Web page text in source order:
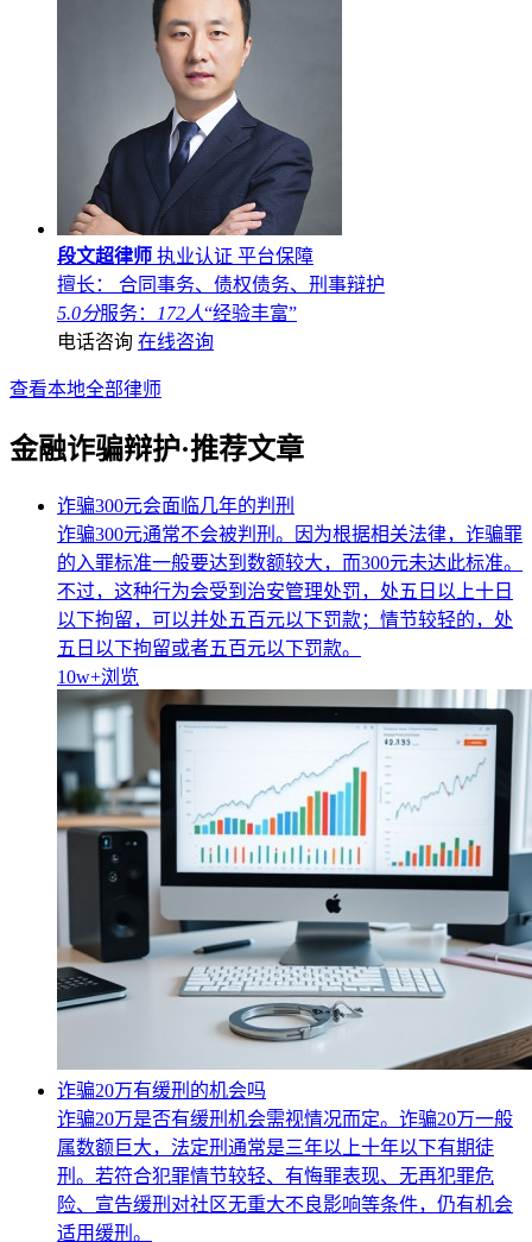
段文超律师 执业认证 平台保障
擅长： 合同事务、债权债务、刑事辩护
5.0分服务： 172人“经验丰富”
电话咨询 在线咨询
查看本地全部律师
金融诈骗辩护·推荐文章
诈骗300元会面临几年的判刑
诈骗300元通常不会被判刑。因为根据相关法律，诈骗罪
的入罪标准一般要达到数额较大，而300元未达此标准。
不过，这种行为会受到治安管理处罚，处五日以上十日
以下拘留，可以并处五百元以下罚款；情节较轻的，处
五日以下拘留或者五百元以下罚款。
10w+浏览
诈骗20万有缓刑的机会吗
诈骗20万是否有缓刑机会需视情况而定。诈骗20万一般
属数额巨大，法定刑通常是三年以上十年以下有期徒
刑。若符合犯罪情节较轻、有悔罪表现、无再犯罪危
险、宣告缓刑对社区无重大不良影响等条件，仍有机会
适用缓刑。